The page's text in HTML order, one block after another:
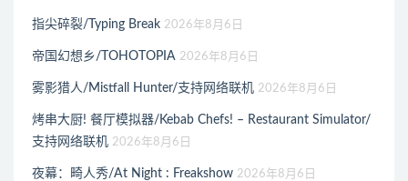
指尖碎裂/Typing Break 2026年8月6日
帝国幻想乡/TOHOTOPIA 2026年8月6日
雾影猎人/Mistfall Hunter/支持网络联机 2026年8月6日
烤串大厨! 餐厅模拟器/Kebab Chefs! – Restaurant Simulator/
支持网络联机 2026年8月6日
夜幕：畸人秀/At Night : Freakshow 2026年8月6日